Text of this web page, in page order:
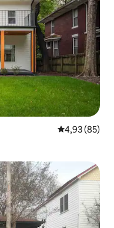
4,93 ud af 5 i
4,93 (85)